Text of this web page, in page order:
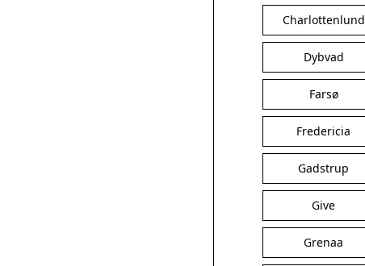
Charlottenlund
Dybvad
Farsø
Fredericia
Gadstrup
Give
Grenaa